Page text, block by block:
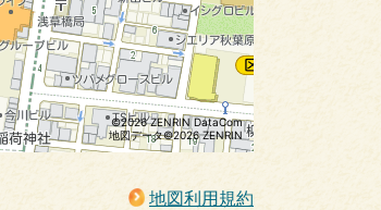
©2026 ZENRIN DataCom
地図データ©2026 ZENRIN
地図利用規約